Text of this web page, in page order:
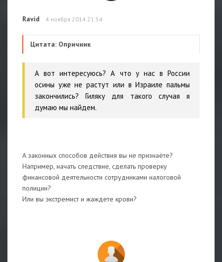
Ravid 4 ноября 2014 21:54
Цитата: Опричник
А вот интересуюсь? А что у нас в России
осины уже не растут или в Израиле пальмы
закончились? Гиляку для такого случая я
думаю мы найдем.
А законных способов действия вы не признаёте?
Например, начать следствие, сделать проверку
финансовой деятельности сотрудниками налоговой
полиции?
Или вы экстремист и жаждете крови?